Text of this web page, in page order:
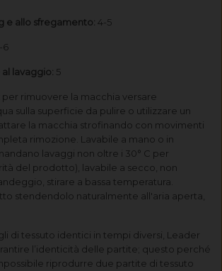
e allo sfregamento: 4-5
6
lavaggio: 5
per rimuovere la macchia versare
sulla superficie da pulire o utilizzare un
la macchia strofinando con movimenti
rimozione. Lavabile a mano o in
lavaggi non oltre i 30° C per
del prodotto), lavabile a secco, non
stirare a bassa temperatura.
stendendolo naturalmente all'aria aperta,
di tessuto identici in tempi diversi, Leader
l’identicità delle partite; questo perché
riprodurre due partite di tessuto